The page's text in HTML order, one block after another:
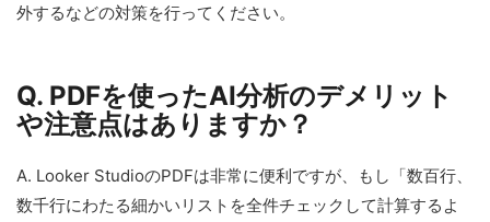
外するなどの対策を行ってください。
Q. PDFを使ったAI分析のデメリット
や注意点はありますか？
A. Looker StudioのPDFは非常に便利ですが、もし「数百行、
数千行にわたる細かいリストを全件チェックして計算するよ